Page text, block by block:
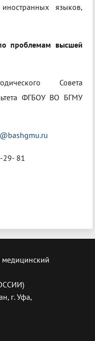
языков,
проблемам высшей
Совета
ФГБОУ ВО БГМУ
29- 81
г. Уфа,